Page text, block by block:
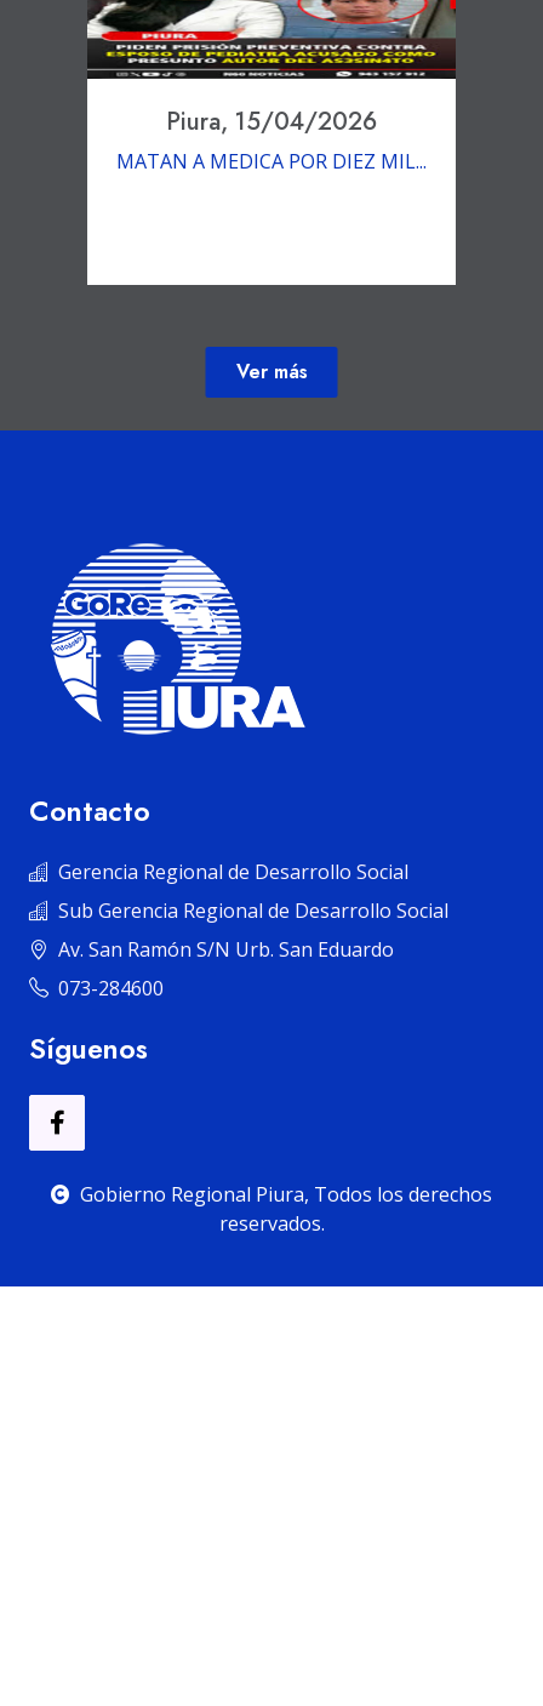
Piura, 15/04/2026
MATAN A MEDICA POR DIEZ MIL...
Ver más
Contacto
Gerencia Regional de Desarrollo Social
Sub Gerencia Regional de Desarrollo Social
Av. San Ramón S/N Urb. San Eduardo
073-284600
Síguenos
Gobierno Regional Piura, Todos los derechos
reservados.